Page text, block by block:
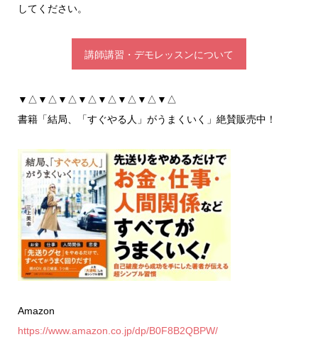
してください。
講師講習・デモレッスンについて
▼△▼△▼△▼△▼△▼△▼△▼△
書籍「結局、「すぐやる人」がうまくいく」絶賛販売中！
Amazon
https://www.amazon.co.jp/dp/B0F8B2QBPW/